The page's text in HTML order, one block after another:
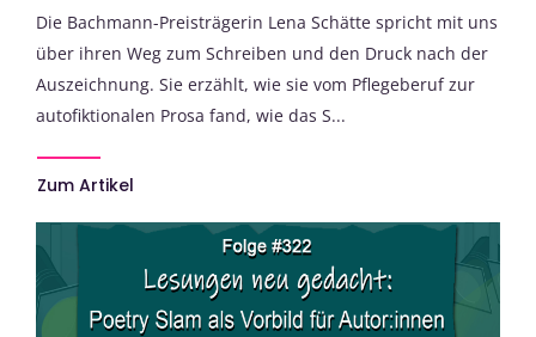
Die Bachmann-Preisträgerin Lena Schätte spricht mit uns
über ihren Weg zum Schreiben und den Druck nach der
Auszeichnung. Sie erzählt, wie sie vom Pflegeberuf zur
autofiktionalen Prosa fand, wie das S...
Zum Artikel